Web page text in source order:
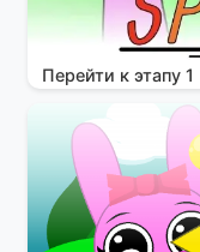
Перейти к этапу 1